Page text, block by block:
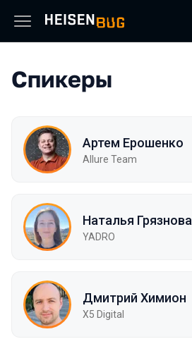
Спикеры
Артем Ерошенко
Allure Team
Наталья Грязнова
YADRO
Дмитрий Химион
X5 Digital